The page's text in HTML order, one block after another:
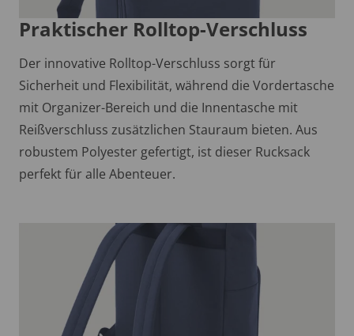
Praktischer Rolltop-Verschluss
Der innovative Rolltop-Verschluss sorgt für
Sicherheit und Flexibilität, während die Vordertasche
mit Organizer-Bereich und die Innentasche mit
Reißverschluss zusätzlichen Stauraum bieten. Aus
robustem Polyester gefertigt, ist dieser Rucksack
perfekt für alle Abenteuer.